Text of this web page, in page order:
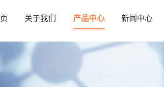
关于我们 产品中心 新闻中心